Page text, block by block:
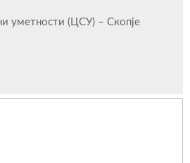
уметности (ЦСУ) – Скопје